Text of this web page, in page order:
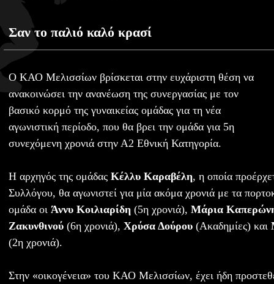
Σαν το παλιό καλό κρασί
Ο ΚΑΟ Μελισσίων βρίσκεται στην ευχάριστη θέση να
ανακοινώσει την ανανέωση της συνεργασίας με τον
βασικό κορμό της γυναικείας ομάδας για τη νέα
αγωνιστική περίοδο, που θα βρει την ομάδα για 5η
συνεχόμενη χρονιά στην Α2 Εθνική Κατηγορία.
Η αρχηγός της ομάδας Κέλλυ Καραβέλη, η οποία
Συλλόγου, θα αγωνιστεί για μία ακόμα χρονιά με τα
ομάδα οι Άννυ Κοιλιαρίδη (5η χρονιά), Μάρια
Ζακυνθινού (6η χρονιά), Χρύσα Δούρου (Ακαδημίες) και
(2η χρονιά).
Στην «οικογένεια» του ΚΑΟ Μελισσίων, έχει ήδη